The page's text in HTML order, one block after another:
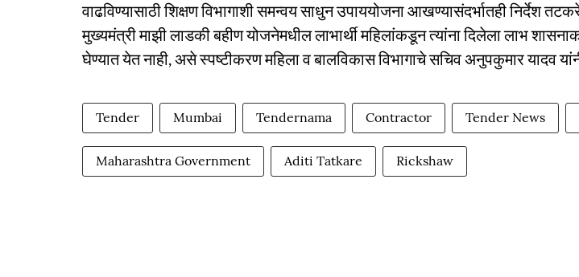
वाढविण्यासाठी शिक्षण विभागाशी समन्वय साधुन उपाययोजना आखण्यासंदर्भातही निर्देश
मुख्यमंत्री माझी लाडकी बहीण योजनेमधील लाभार्थी महिलांकडून त्यांना दिलेला लाभ
घेण्यात येत नाही, असे स्पष्टीकरण महिला व बालविकास विभागाचे सचिव अनुपकुमार यादव
Tender Mumbai Tendernama Contractor Tender News
Maharashtra Government Aditi Tatkare Rickshaw